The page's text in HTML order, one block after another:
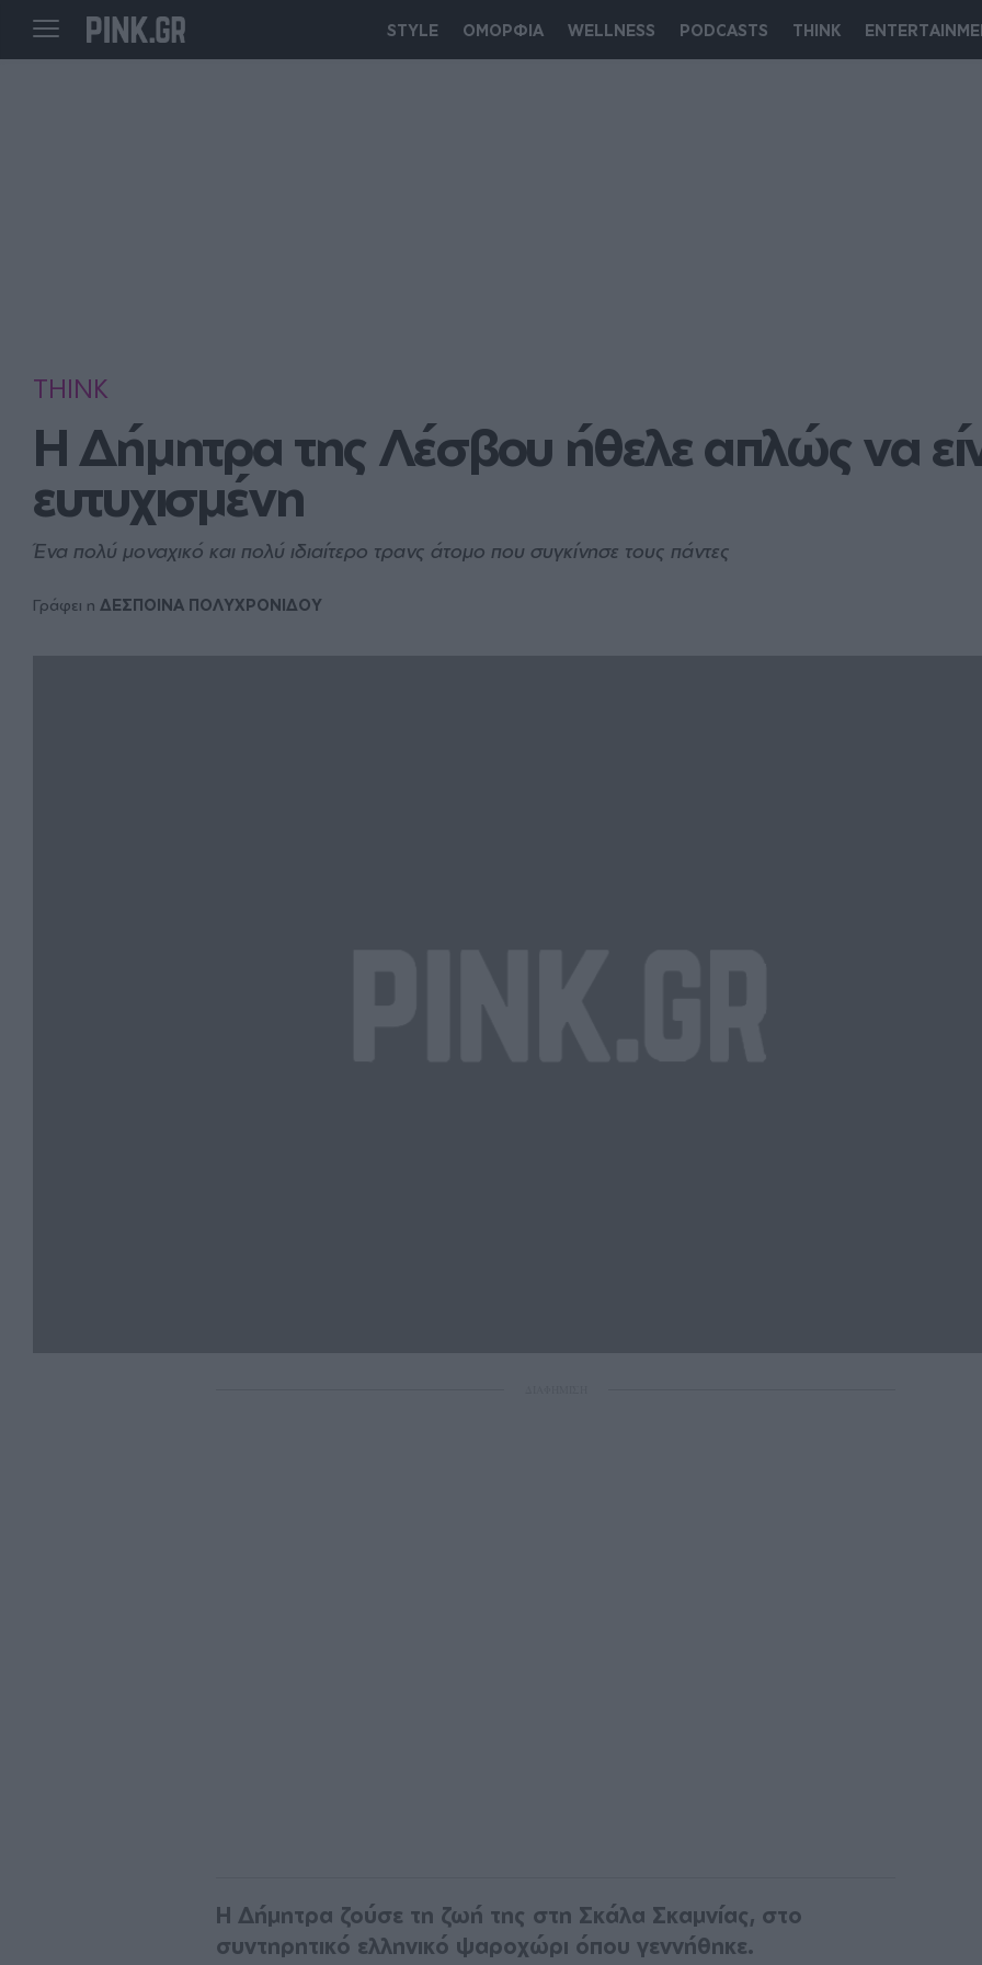
STYLE ΟΜΟΡΦΙΑ WELLNESS PODCASTS THINK
THINK
Η Δήμητρα της Λέσβου ήθελε απλώς να
ευτυχισμένη
Ένα πολύ μοναχικό και πολύ ιδιαίτερο τρανς άτομο που συγκίνησε τους πάντες
Γράφει η ΔΕΣΠΟΙΝΑ ΠΟΛΥΧΡΟΝΙΔΟΥ
H Δήμητρα ζούσε τη ζωή της στη Σκάλα Σκαμνίας, στο
συντηρητικό ελληνικό ψαροχώρι όπου γεννήθηκε.